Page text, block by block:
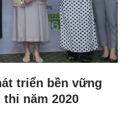
triển bền vững
thi năm 2020